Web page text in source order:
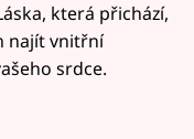
která přichází,
najít vnitřní
srdce.